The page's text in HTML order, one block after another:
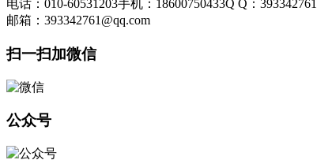
电话：010-60531203手机：18600750433Q Q：393342761
邮箱：393342761@qq.com
扫一扫加微信
公众号